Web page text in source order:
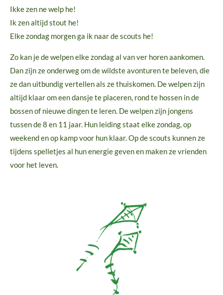
Ikke zen ne welp he!
Ik zen altijd stout he!
Elke zondag morgen ga ik naar de scouts he!
Zo kan je de welpen elke zondag al van ver horen aankomen.
Dan zijn ze onderweg om de wildste avonturen te beleven, die
ze dan uitbundig vertellen als ze thuiskomen. De welpen zijn
altijd klaar om een dansje te placeren, rond te hossen in de
bossen of nieuwe dingen te leren. De welpen zijn jongens
tussen de 8 en 11 jaar. Hun leiding staat elke zondag, op
weekend en op kamp voor hun klaar. Op de scouts kunnen ze
tijdens spelletjes al hun energie geven en maken ze vrienden
voor het leven.